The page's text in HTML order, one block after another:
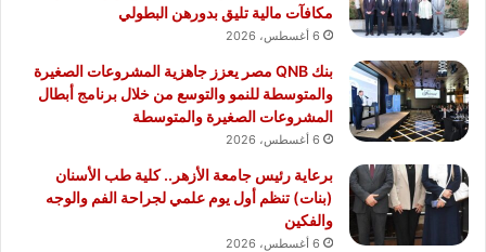
مكافآت مالية تليق بدورهن البطولي
6 أغسطس، 2026
بنك QNB مصر يعزز جاهزية المشروعات الصغيرة
والمتوسطة للنمو والتوسع من خلال برنامج أبطال
المشروعات الصغيرة والمتوسطة
6 أغسطس، 2026
برعاية رئيس جامعة الأزهر.. كلية طب الأسنان
(بنات) تنظم أول يوم علمي لجراحة الفم والوجه
والفكين
6 أغسطس، 2026